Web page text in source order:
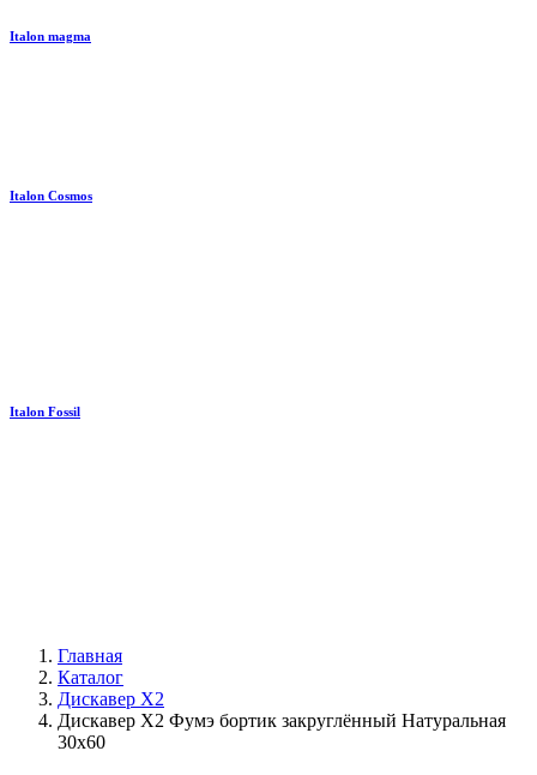
Italon magma
Italon Cosmos
Italon Fossil
Главная
Каталог
Дискавер X2
Дискавер Х2 Фумэ бортик закруглённый Натуральная
30x60